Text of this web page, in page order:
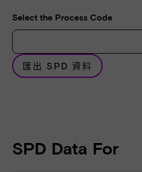
Select the Process Code
匯出 SPD 資料
SPD Data For